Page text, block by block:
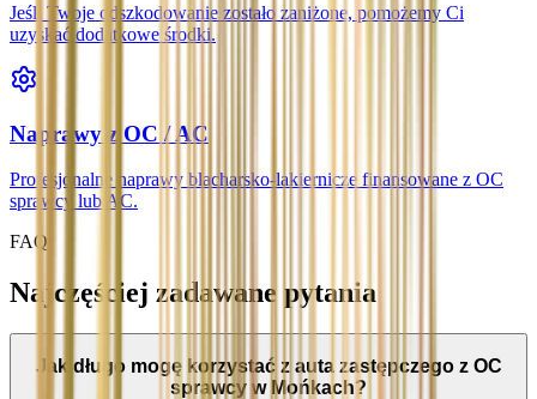
Jeśli Twoje odszkodowanie zostało zaniżone, pomożemy Ci
uzyskać dodatkowe środki.
Naprawy z OC / AC
Profesjonalne naprawy blacharsko-lakiernicze finansowane z OC
sprawcy lub AC.
FAQ
Najczęściej zadawane pytania
Jak długo mogę korzystać z auta zastępczego z OC
sprawcy w Mońkach?